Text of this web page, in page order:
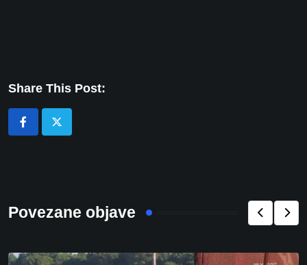
Share This Post:
Povezane objave